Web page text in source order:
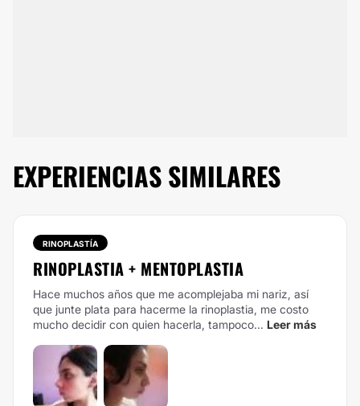
EXPERIENCIAS SIMILARES
RINOPLASTÍA
RINOPLASTIA + MENTOPLASTIA
Hace muchos años que me acomplejaba mi nariz, así
que junte plata para hacerme la rinoplastia, me costo
mucho decidir con quien hacerla, tampoco... Leer más